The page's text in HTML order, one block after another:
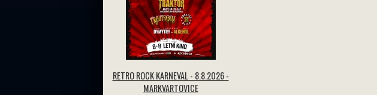
RETRO ROCK KARNEVAL - 8.8.2026 -
MARKVARTOVICE